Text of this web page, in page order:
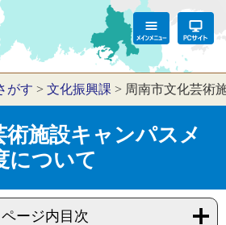
がす > 文化振興課 > 周南市文化芸術
術施設キャンパスメ
について
ページ内目次